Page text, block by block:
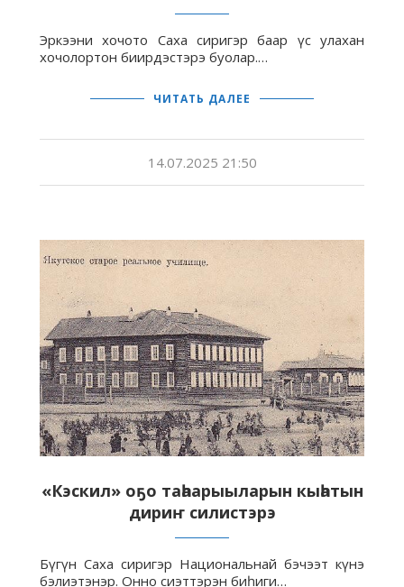
Эркээни хочото Саха сиригэр баар үс улахан
хочолортон биирдэстэрэ буолар.…
ЧИТАТЬ ДАЛЕЕ
14.07.2025 21:50
«Кэскил» оҕо таһаарыыларын кыһатын
дириҥ силистэрэ
Бүгүн Саха сиригэр Национальнай бэчээт күнэ
бэлиэтэнэр. Онно сиэттэрэн биһиги…